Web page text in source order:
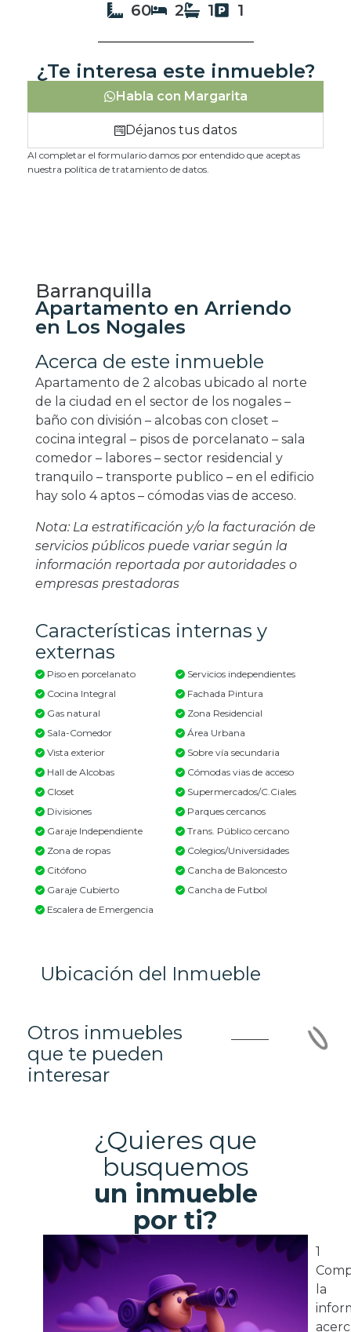
60 2 1 1
¿Te interesa este inmueble?
Habla con Margarita
Déjanos tus datos
Al completar el formulario damos por entendido que aceptas
nuestra política de tratamiento de datos.
Barranquilla
Apartamento en Arriendo
en Los Nogales
Acerca de este inmueble
Apartamento de 2 alcobas ubicado al norte
de la ciudad en el sector de los nogales –
baño con división – alcobas con closet –
cocina integral – pisos de porcelanato – sala
comedor – labores – sector residencial y
tranquilo – transporte publico – en el edificio
hay solo 4 aptos – cómodas vias de acceso.
Nota: La estratificación y/o la facturación de
servicios públicos puede variar según la
información reportada por autoridades o
empresas prestadoras
Características internas y
externas
Piso en porcelanato
Cocina Integral
Gas natural
Sala-Comedor
Vista exterior
Hall de Alcobas
Closet
Divisiones
Garaje Independiente
Zona de ropas
Citófono
Garaje Cubierto
Escalera de Emergencia
Servicios independientes
Fachada Pintura
Zona Residencial
Área Urbana
Sobre vía secundaria
Cómodas vias de acceso
Supermercados/C.Ciales
Parques cercanos
Trans. Público cercano
Colegios/Universidades
Cancha de Baloncesto
Cancha de Futbol
Ubicación del Inmueble
Otros inmuebles
que te pueden
interesar
¿Quieres que
busquemos
un inmueble
por ti?
1
la